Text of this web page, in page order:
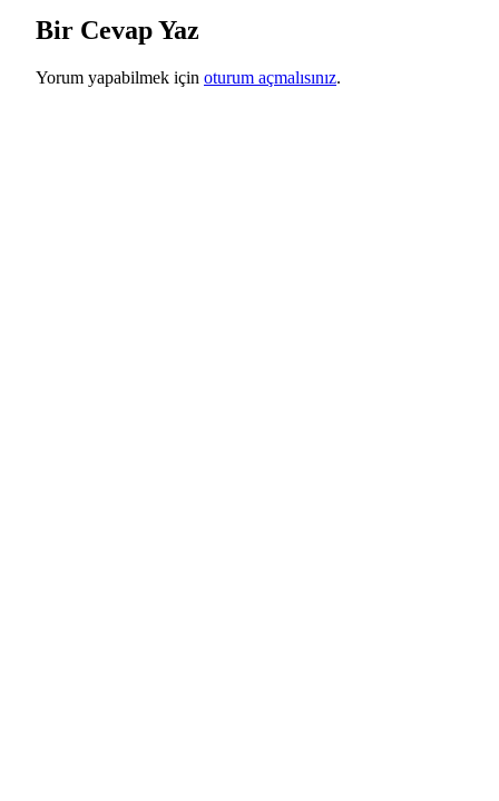
Bir Cevap Yaz
Yorum yapabilmek için oturum açmalısınız.